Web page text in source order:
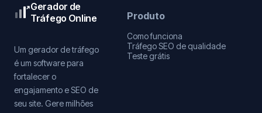
Gerador de
Tráfego Online
Um gerador de tráfego
é um software para
fortalecer o
engajamento e SEO de
seu site. Gere milhões
Produto
Como funciona
Tráfego SEO de qualidade
Teste grátis